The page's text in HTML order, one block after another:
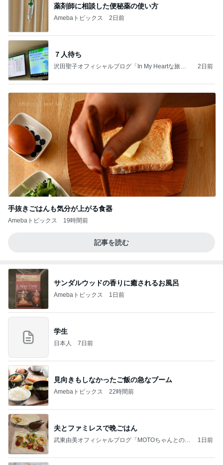
薬剤師に相談した便秘薬の使い方
Amebaトピックス 2日前
７人待ち
沢田聖子オフィシャルブログ「In My Heartな旅日
2日前
手抜きごはんも気分が上がる食器
Amebaトピックス 19時間前
記事を読む
サンダルウッドの香りに癒されるお風呂
Amebaトピックス 1日前
学生
日本人 7日前
見向きもしなかったご飯の急なブーム
Amebaトピックス 22時間前
夫とファミレスで晩ごはん
武東由美オフィシャルブログ「MOTOちゃんとのは
1日前